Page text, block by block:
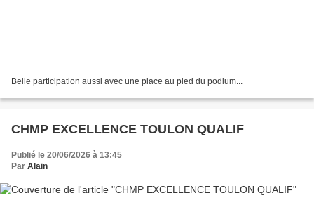
Belle participation aussi avec une place au pied du podium...
CHMP EXCELLENCE TOULON QUALIF
Publié le 20/06/2026 à 13:45
Par Alain